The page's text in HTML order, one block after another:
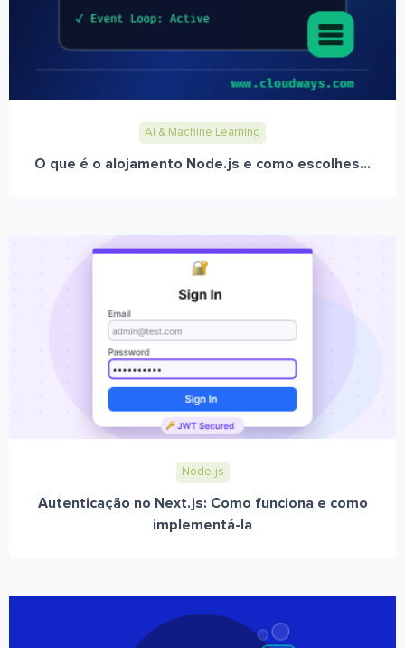
AI & Machine Learning
O que é o alojamento Node.js e como escolhes...
Node.js
Autenticação no Next.js: Como funciona e como
implementá-la